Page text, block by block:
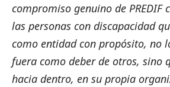
compromiso genuino de PREDIF
las personas con discapacidad
como entidad con propósito, no
fuera como deber de otros, sino
hacia dentro, en su propia